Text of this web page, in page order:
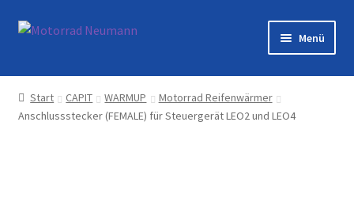
Zur
Zum
Menü
Startseite
Shop
Start CAPIT WARMUP
Motorrad Reifenwärmer
Anschlussstecker (FEMALE) für Steuergerät LEO2 und LEO4